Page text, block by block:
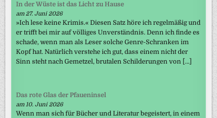
In der Wüste ist das Licht zu Hause
am 27. Juni 2026
»Ich lese keine Krimis.« Diesen Satz höre ich regelmäßig und
er trifft bei mir auf völliges Unverständnis. Denn ich finde es
schade, wenn man als Leser solche Genre-Schranken im
Kopf hat. Natürlich verstehe ich gut, dass einem nicht der
Sinn steht nach Gemetzel, brutalen Schilderungen von […]
Das rote Glas der Pfaueninsel
am 10. Juni 2026
Wenn man sich für Bücher und Literatur begeistert, in einem